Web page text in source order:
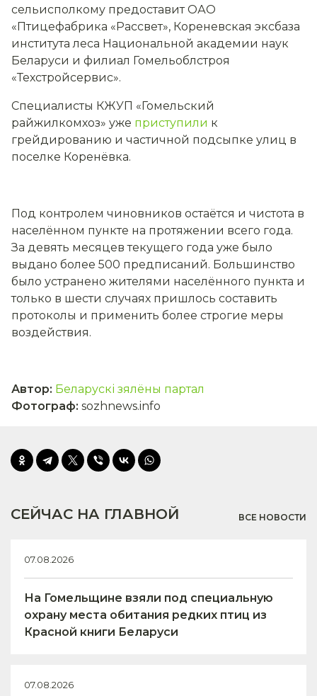
сельисполкому предоставит ОАО
«Птицефабрика «Рассвет», Кореневская эксбаза
института леса Национальной академии наук
Беларуси и филиал Гомельоблстроя
«Техстройсервис».
Специалисты КЖУП «Гомельский
райжилкомхоз» уже приступили к
грейдированию и частичной подсыпке улиц в
поселке Коренёвка.
Под контролем чиновников остаётся и чистота в
населённом пункте на протяжении всего года.
За девять месяцев текущего года уже было
выдано более 500 предписаний. Большинство
было устранено жителями населённого пункта и
только в шести случаях пришлось составить
протоколы и применить более строгие меры
воздействия.
Автор: Беларускі зялёны партал
Фотограф: sozhnews.info
СЕЙЧАС НА ГЛАВНОЙ ВСЕ НОВОСТИ
07.08.2026
На Гомельщине взяли под специальную
охрану места обитания редких птиц из
Красной книги Беларуси
07.08.2026